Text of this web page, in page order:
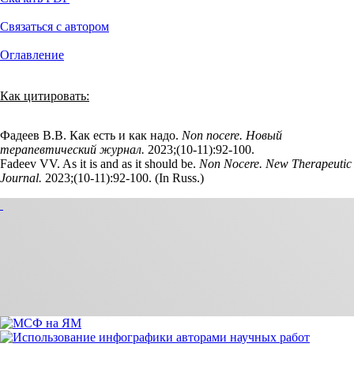
Связаться с автором
Оглавление
Как цитировать:
Фадеев В.В. Как есть и как надо. Non nocere. Новый
терапевтический журнал. 2023;(10‑11):92‑100.
Fadeev VV. As it is and as it should be. Non Nocere. New Therapeutic
Journal. 2023;(10‑11):92‑100. (In Russ.)